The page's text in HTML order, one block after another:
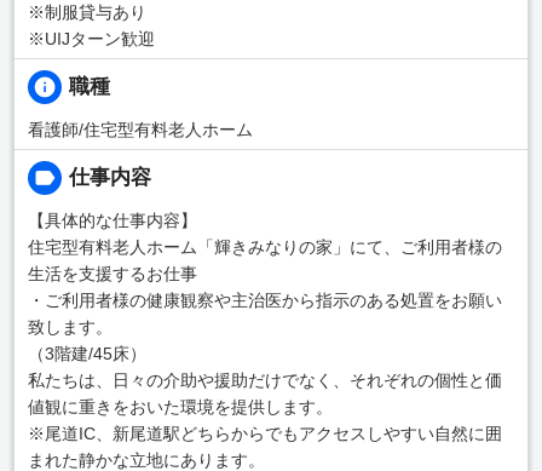
※制服貸与あり
※UIJターン歓迎
職種
看護師/住宅型有料老人ホーム
仕事内容
【具体的な仕事内容】
住宅型有料老人ホーム「輝きみなりの家」にて、ご利用者様の
生活を支援するお仕事
・ご利用者様の健康観察や主治医から指示のある処置をお願い
致します。
（3階建/45床）
私たちは、日々の介助や援助だけでなく、それぞれの個性と価
値観に重きをおいた環境を提供します。
※尾道IC、新尾道駅どちらからでもアクセスしやすい自然に囲
まれた静かな立地にあります。